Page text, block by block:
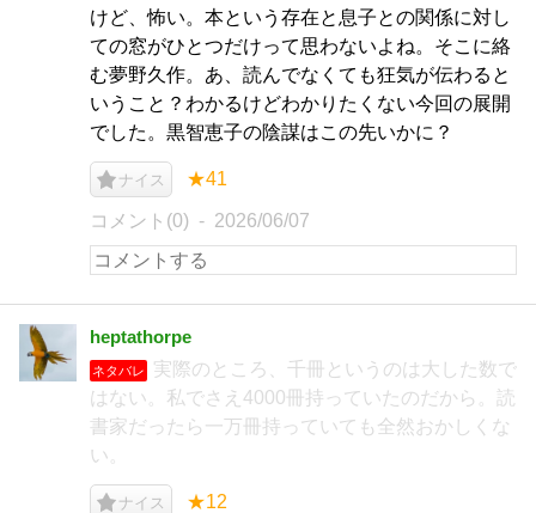
けど、怖い。本という存在と息子との関係に対し
ての窓がひとつだけって思わないよね。そこに絡
む夢野久作。あ、読んでなくても狂気が伝わると
いうこと？わかるけどわかりたくない今回の展開
でした。黒智恵子の陰謀はこの先いかに？
ナイス ★41
コメント(0) 2026/06/07
heptathorpe
ネタバレ
実際のところ、千冊というのは大した数で
はない。私でさえ4000冊持っていたのだから。読
書家だったら一万冊持っていても全然おかしくな
い。
ナイス ★12